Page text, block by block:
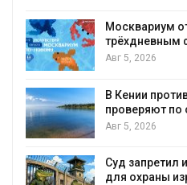
Москвариум
трёхдневным
Авг 5, 2026
В Кении
проверяют по
Авг 5, 2026
Суд запретил
для охраны